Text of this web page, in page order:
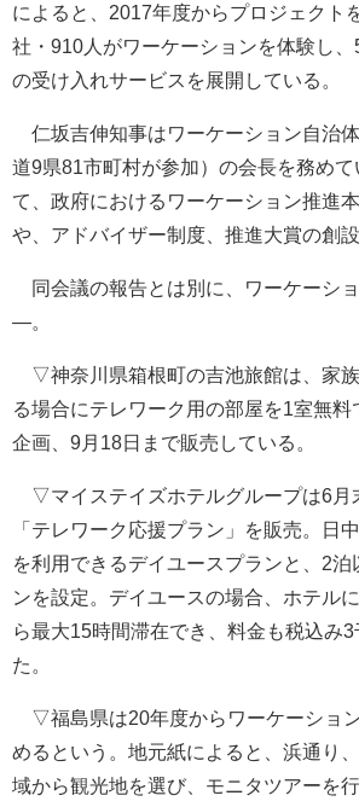
によると、2017年度からプロジェクト
社・910人がワーケーションを体験し
の受け入れサービスを展開している。
仁坂吉伸知事はワーケーション自治
道9県81市町村が参加）の会長を務め
て、政府におけるワーケーション推進
や、アドバイザー制度、推進大賞の創
同会議の報告とは別に、ワーケーシ
―。
▽神奈川県箱根町の吉池旅館は、家族
る場合にテレワーク用の部屋を1室無料
企画、9月18日まで販売している。
▽マイステイズホテルグループは6月
「テレワーク応援プラン」を販売。日
を利用できるデイユースプランと、2泊
ンを設定。デイユースの場合、ホテル
ら最大15時間滞在でき、料金も税込み
た。
▽福島県は20年度からワーケーショ
めるという。地元紙によると、浜通り
域から観光地を選び、モニタツアーを